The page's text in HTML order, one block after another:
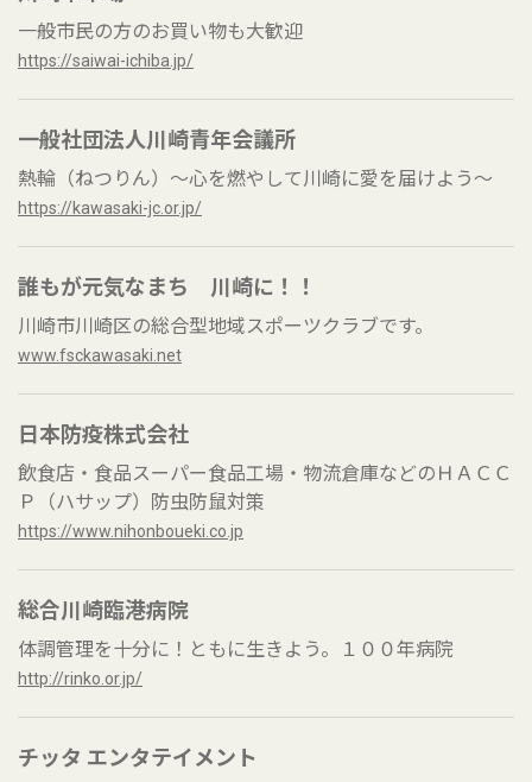
一般市民の方のお買い物も大歓迎
https://saiwai-ichiba.jp/
一般社団法人川崎青年会議所
熱輪（ねつりん）～心を燃やして川崎に愛を届けよう～
https://kawasaki-jc.or.jp/
誰もが元気なまち 川崎に！！
川崎市川崎区の総合型地域スポーツクラブです。
www.fsckawasaki.net
日本防疫株式会社
飲食店・食品スーパー食品工場・物流倉庫などのＨＡＣＣ
Ｐ（ハサップ）防虫防鼠対策
https://www.nihonboueki.co.jp
総合川崎臨港病院
体調管理を十分に！ともに生きよう。１００年病院
http://rinko.or.jp/
チッタ エンタテイメント